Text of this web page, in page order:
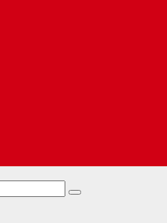
Dalmacije i Svijeta